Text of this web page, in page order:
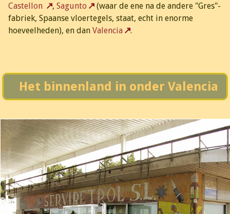
Castellon
, Sagunto
(waar de ene na de andere "Gres"-
fabriek, Spaanse vloertegels, staat, echt in enorme
hoeveelheden), en dan Valencia .
Het binnenland in onder Valencia